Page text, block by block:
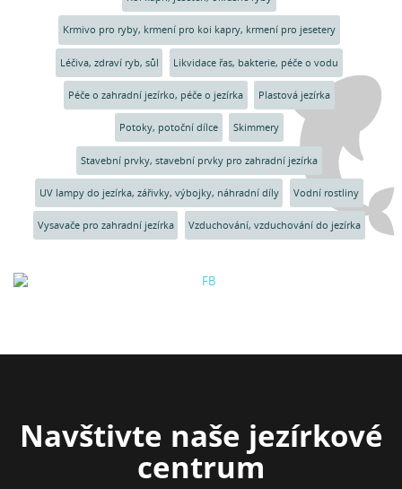
Krmivo pro ryby, krmení pro koi kapry, krmení pro jesetery
Léčiva, zdraví ryb, sůl Likvidace řas, bakterie, péče o vodu
Péče o zahradní jezírko, péče o jezírka Plastová jezírka
Potoky, potoční dílce Skimmery
Stavební prvky, stavební prvky pro zahradní jezírka
UV lampy do jezírka, zářivky, výbojky, náhradní díly Vodní rostliny
Vysavače pro zahradní jezírka Vzduchování, vzduchování do jezírka
Navštivte naše jezírkové
centrum